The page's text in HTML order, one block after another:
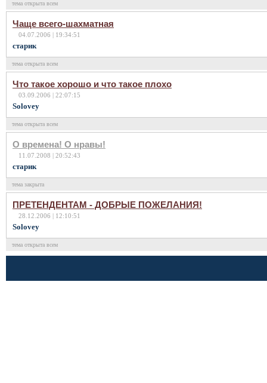
тема открыта всем
Чаще всего-шахматная
04.07.2006 | 19:34:51
старик
тема открыта всем
Что такое хорошо и что такое плохо
03.09.2006 | 22:07:15
Solovey
тема открыта всем
О времена! О нравы!
11.07.2008 | 20:52:43
cтарик
тема закрыта
ПРЕТЕНДЕНТАМ - ДОБРЫЕ ПОЖЕЛАНИЯ!
28.12.2006 | 12:10:51
Solovey
тема открыта всем